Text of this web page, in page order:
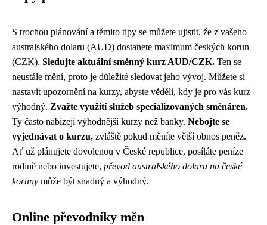
S trochou plánování a těmito tipy se můžete ujistit, že z vašeho
australského dolaru (AUD) dostanete maximum českých korun
(CZK). Sledujte aktuální směnný kurz AUD/CZK. Ten se
neustále mění, proto je důležité sledovat jeho vývoj. Můžete si
nastavit upozornění na kurzy, abyste věděli, kdy je pro vás kurz
výhodný. Zvažte využití služeb specializovaných směnáren.
Ty často nabízejí výhodnější kurzy než banky. Nebojte se
vyjednávat o kurzu, zvláště pokud měníte větší obnos peněz.
Ať už plánujete dovolenou v České republice, posíláte peníze
rodině nebo investujete, převod australského dolaru na české
koruny může být snadný a výhodný.
Online převodníky měn